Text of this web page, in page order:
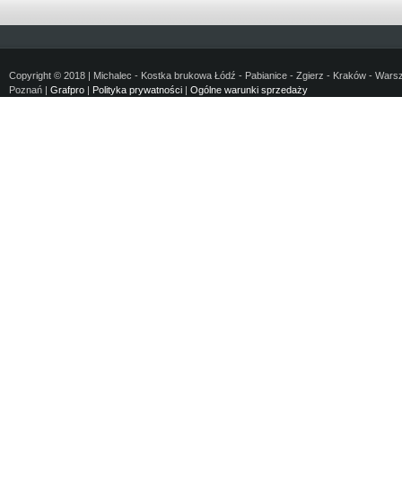
Copyright © 2018 | Michalec - Kostka brukowa Łódź - Pabianice - Zgierz - Kraków -
Poznań | Grafpro | Polityka prywatności | Ogólne warunki sprzedaży